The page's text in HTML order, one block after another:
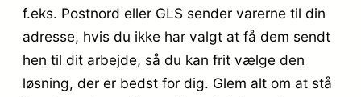
f.eks. Postnord eller GLS sender varerne til din
adresse, hvis du ikke har valgt at få dem sendt
hen til dit arbejde, så du kan frit vælge den
løsning, der er bedst for dig. Glem alt om at stå